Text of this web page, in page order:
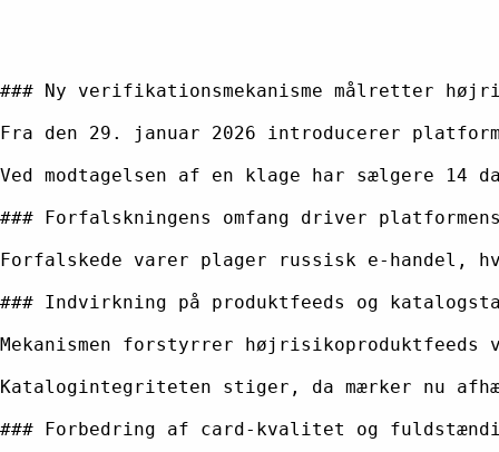
### Ny verifikationsmekanisme målretter
Fra den 29. januar 2026 introducerer
Ved modtagelsen af en klage har sælgere
### Forfalskningens omfang driver
Forfalskede varer plager russisk e-handel,
### Indvirkning på produktfeeds og
Mekanismen forstyrrer
Katalogintegriteten stiger, da mærker nu
### Forbedring af card-kvalitet og